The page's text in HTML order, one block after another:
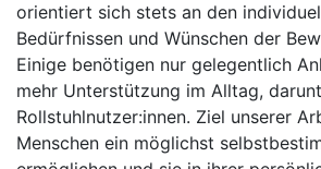
orientiert sich stets an den
Bedürfnissen und Wünschen der
Einige benötigen nur gelegentlich
mehr Unterstützung im Alltag,
Rollstuhlnutzer:innen. Ziel unserer
Menschen ein möglichst